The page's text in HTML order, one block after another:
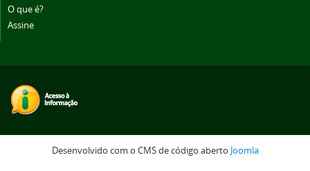
O que é?
Assine
Desenvolvido com o CMS de código aberto Joomla